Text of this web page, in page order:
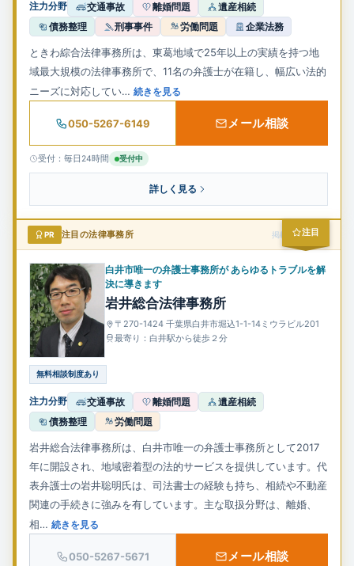
注力分野 交通事故 離婚問題
遺産相続
債務整理
刑事事件 労働問題 企業法務
ときわ綜合法律事務所は、東葛地域で25年以上の実績を持つ地
域最大規模の法律事務所で、11名の弁護士が在籍し、幅広い法的
ニーズに対応してい… 続きを見る
050-5267-6149 メール相談
受付：毎日24時間 受付中
詳しく見る
注目
PR 注目の法律事務所 掲載スポンサー
白井市唯一の弁護士事務所が あらゆるトラブルを解
決に導きます
岩井総合法律事務所
〒270-1424 千葉県白井市堀込1-1-14ミウラビル201
最寄り：白井駅から徒歩２分
無料相談制度あり
注力分野 交通事故 離婚問題
遺産相続
債務整理
労働問題
岩井総合法律事務所は、白井市唯一の弁護士事務所として2017
年に開設され、地域密着型の法的サービスを提供しています。代
表弁護士の岩井聡明氏は、司法書士の経験も持ち、相続や不動産
関連の手続きに強みを有しています。主な取扱分野は、離婚、
相… 続きを見る
050-5267-5671 メール相談